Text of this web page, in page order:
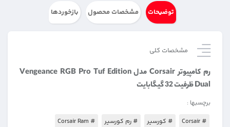
توضیحات مشخصات محصول بازخوردها
مشخصات کلی
رم کامپیوتر Corsair مدل Vengeance RGB Pro Tuf Edition
Dual ظرفیت 32 گیگابایت
برچسبها :
# Corsair # کورسیر # رم کورسیر
# Corsair Ram